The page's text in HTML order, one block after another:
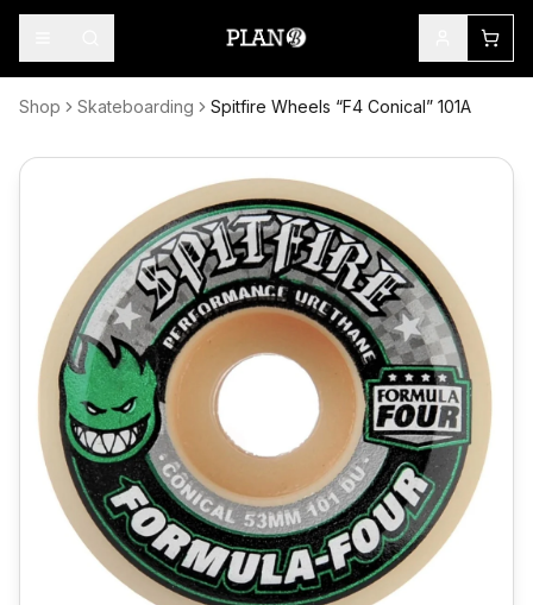
Shop Skateboarding Spitfire Wheels “F4 Conical” 101A